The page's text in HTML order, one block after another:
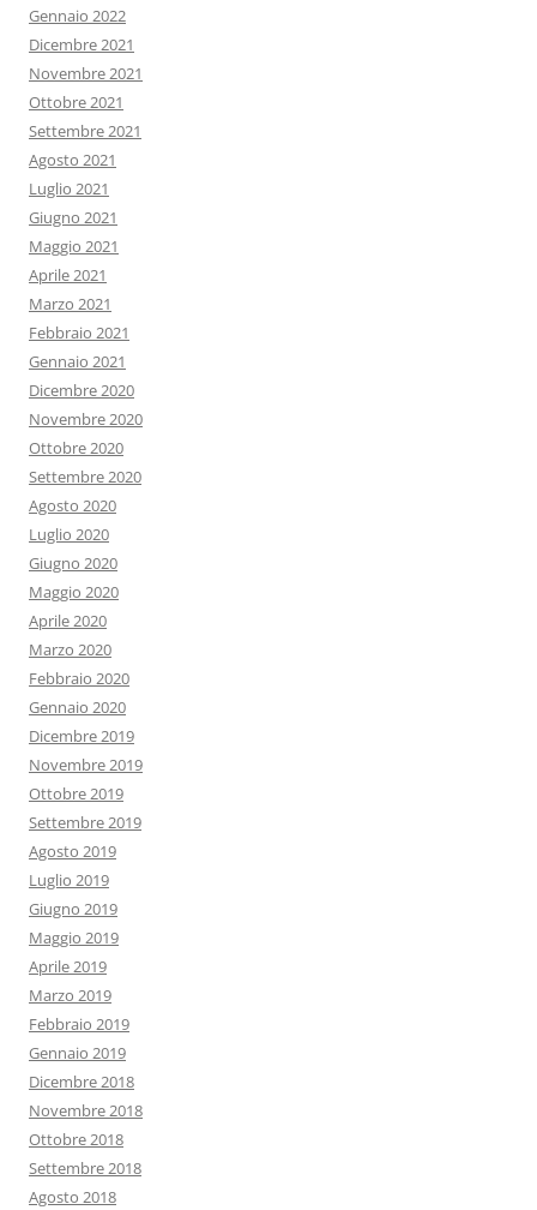
Gennaio 2022
Dicembre 2021
Novembre 2021
Ottobre 2021
Settembre 2021
Agosto 2021
Luglio 2021
Giugno 2021
Maggio 2021
Aprile 2021
Marzo 2021
Febbraio 2021
Gennaio 2021
Dicembre 2020
Novembre 2020
Ottobre 2020
Settembre 2020
Agosto 2020
Luglio 2020
Giugno 2020
Maggio 2020
Aprile 2020
Marzo 2020
Febbraio 2020
Gennaio 2020
Dicembre 2019
Novembre 2019
Ottobre 2019
Settembre 2019
Agosto 2019
Luglio 2019
Giugno 2019
Maggio 2019
Aprile 2019
Marzo 2019
Febbraio 2019
Gennaio 2019
Dicembre 2018
Novembre 2018
Ottobre 2018
Settembre 2018
Agosto 2018